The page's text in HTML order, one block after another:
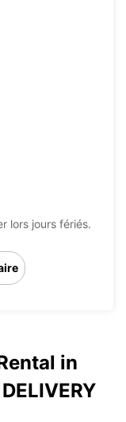
lors jours fériés.
in